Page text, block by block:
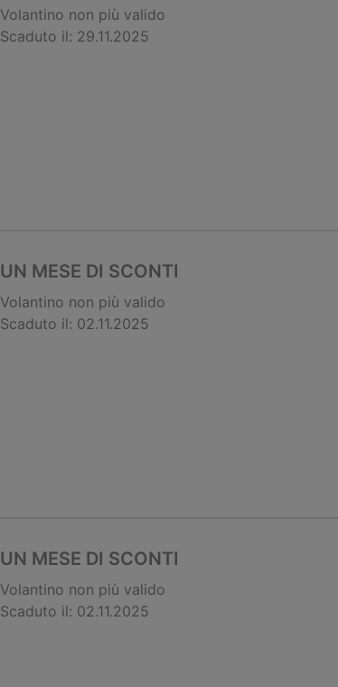
Volantino non più valido
Scaduto il: 29.11.2025
UN MESE DI SCONTI
Volantino non più valido
Scaduto il: 02.11.2025
UN MESE DI SCONTI
Volantino non più valido
Scaduto il: 02.11.2025